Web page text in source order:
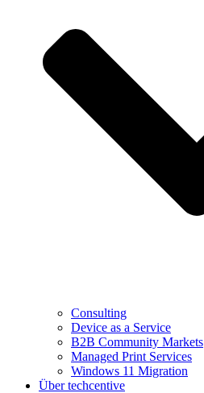
Consulting
Device as a Service
B2B Community Markets
Managed Print Services
Windows 11 Migration
Über techcentive